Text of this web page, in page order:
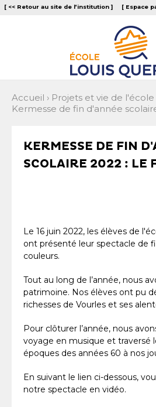
Aller
au
Outils
personnels
[ << Retour au site de l‘institution ] [ Espace
Accueil › Projets et vie de l'école
Kermesse de fin d'année
KERMESSE DE FIN
SCOLAIRE 2022 : LE
Le 16 juin 2022, les élèves de
ont présenté leur spectacle de
couleurs.
Tout au long de l’année, nous
patrimoine. Nos élèves ont pu
richesses de Vourles et ses
Pour clôturer l’année, nous
voyage en musique et traversé
époques des années 60 à nos
En suivant le lien ci-dessous,
notre spectacle en vidéo.